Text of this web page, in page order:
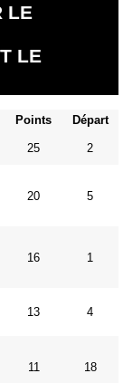
LE
LE
Points Départ
25 2
20 5
16 1
13 4
11 18